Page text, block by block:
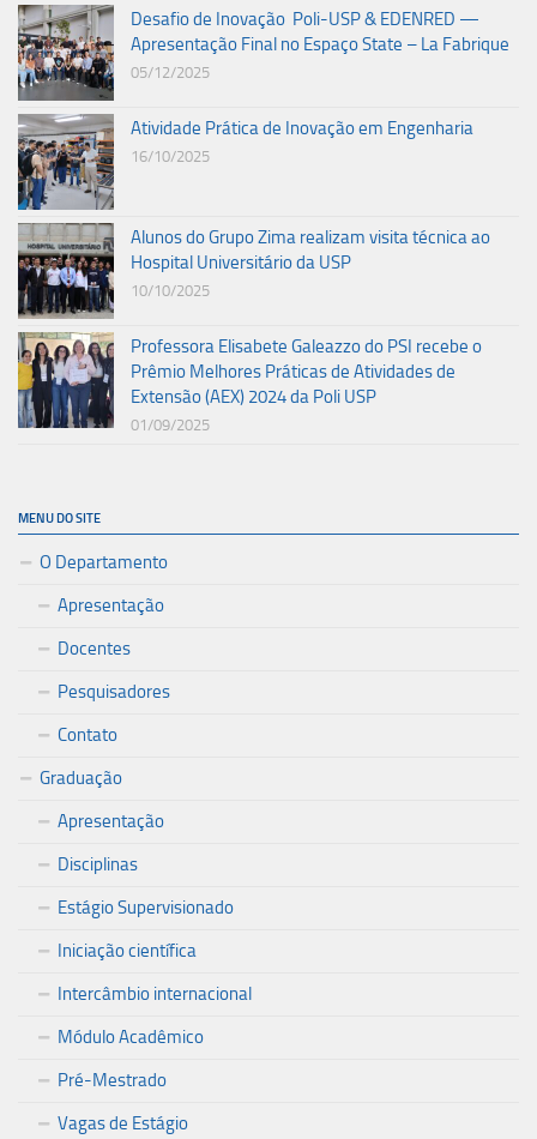
Desafio de Inovação Poli-USP & EDENRED —
Apresentação Final no Espaço State – La Fabrique
05/12/2025
Atividade Prática de Inovação em Engenharia
16/10/2025
Alunos do Grupo Zima realizam visita técnica ao
Hospital Universitário da USP
10/10/2025
Professora Elisabete Galeazzo do PSI recebe o
Prêmio Melhores Práticas de Atividades de
Extensão (AEX) 2024 da Poli USP
01/09/2025
MENU DO SITE
O Departamento
Apresentação
Docentes
Pesquisadores
Contato
Graduação
Apresentação
Disciplinas
Estágio Supervisionado
Iniciação científica
Intercâmbio internacional
Módulo Acadêmico
Pré-Mestrado
Vagas de Estágio